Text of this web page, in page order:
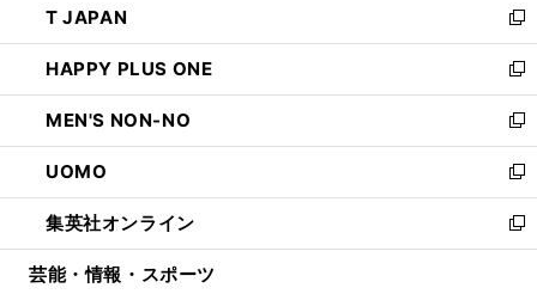
く
で
開
く
ド
ウ
で
開
く
ィ
ン
ド
ウ
で
開
く
い
ウ
ィ
ン
ド
ウ
で
開
く
T JAPAN
新
し
い
ウ
ィ
ン
ド
ウ
で
開
HAPPY PLUS ONE
新
し
い
ウ
ィ
ン
ド
ウ
MEN'S NON-NO
新
し
い
ウ
ィ
ン
UOMO
新
し
い
ウ
集英社オンライン
新
し
芸能・情報・スポーツ